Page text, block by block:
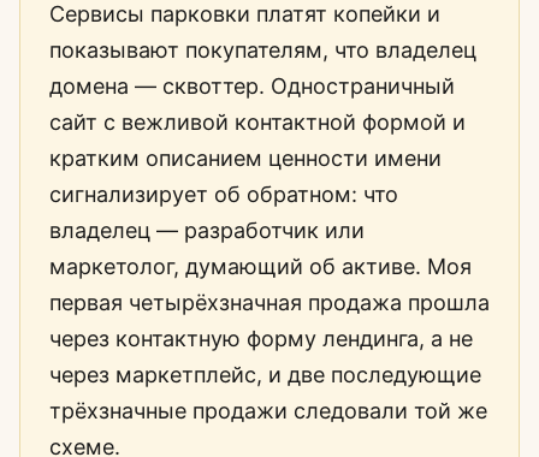
Сервисы парковки платят копейки и
показывают покупателям, что владелец
домена — сквоттер. Одностраничный
сайт с вежливой контактной формой и
кратким описанием ценности имени
сигнализирует об обратном: что
владелец — разработчик или
маркетолог, думающий об активе. Моя
первая четырёхзначная продажа прошла
через контактную форму лендинга, а не
через маркетплейс, и две последующие
трёхзначные продажи следовали той же
схеме.